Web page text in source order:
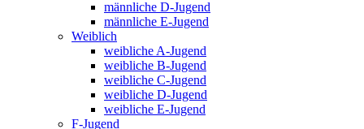
männliche D-Jugend
männliche E-Jugend
Weiblich
weibliche A-Jugend
weibliche B-Jugend
weibliche C-Jugend
weibliche D-Jugend
weibliche E-Jugend
F-Jugend